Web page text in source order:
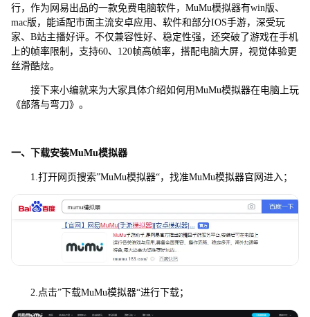
行，作为网易出品的一款免费电脑软件，MuMu模拟器有win版、
mac版，能适配市面主流安卓应用、软件和部分IOS手游，深受玩
家、B站主播好评。不仅兼容性好、稳定性强，还突破了游戏在手机
上的帧率限制，支持60、120帧高帧率，搭配电脑大屏，视觉体验更
丝滑酷炫。
接下来小编就来为大家具体介绍如何用MuMu模拟器在电脑上玩
《部落与弯刀》。
一、下载安装MuMu模拟器
1.打开网页搜索”MuMu模拟器“，找准MuMu模拟器官网进入；
2.点击”下载MuMu模拟器“进行下载；